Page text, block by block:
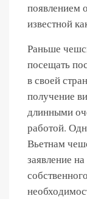
появлением
известной
Раньше
посещать
в своей
получение
длинными
работой.
Вьетнам
заявление